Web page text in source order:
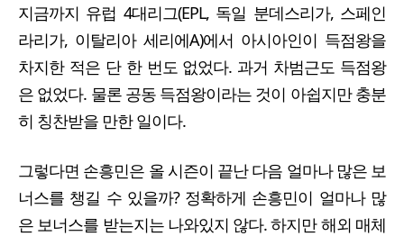
지금까지 유럽 4대리그(EPL, 독일 분데스리가, 스페인
라리가, 이탈리아 세리에A)에서 아시아인이 득점왕을
차지한 적은 단 한 번도 없었다. 과거 차범근도 득점왕
은 없었다. 물론 공동 득점왕이라는 것이 아쉽지만 충분
히 칭찬받을 만한 일이다.
그렇다면 손흥민은 올 시즌이 끝난 다음 얼마나 많은 보
너스를 챙길 수 있을까? 정확하게 손흥민이 얼마나 많
은 보너스를 받는지는 나와있지 않다. 하지만 해외 매체